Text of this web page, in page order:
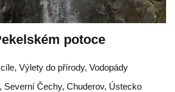
potoce
Výlety do přírody, Vodopády
, Severní Čechy, Chuderov, Ústecko